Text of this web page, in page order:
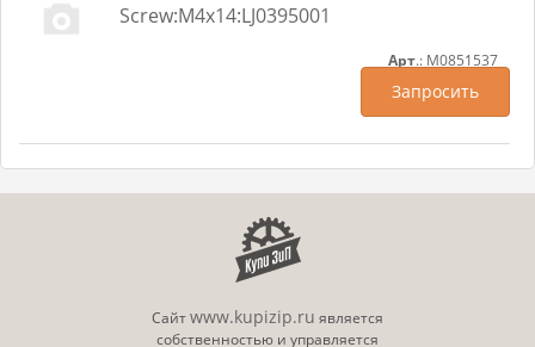
Screw:M4x14:LJ0395001
Арт.: M0851537
Запросить
Сайтwww.kupizip.ru является
собственностью и управляется